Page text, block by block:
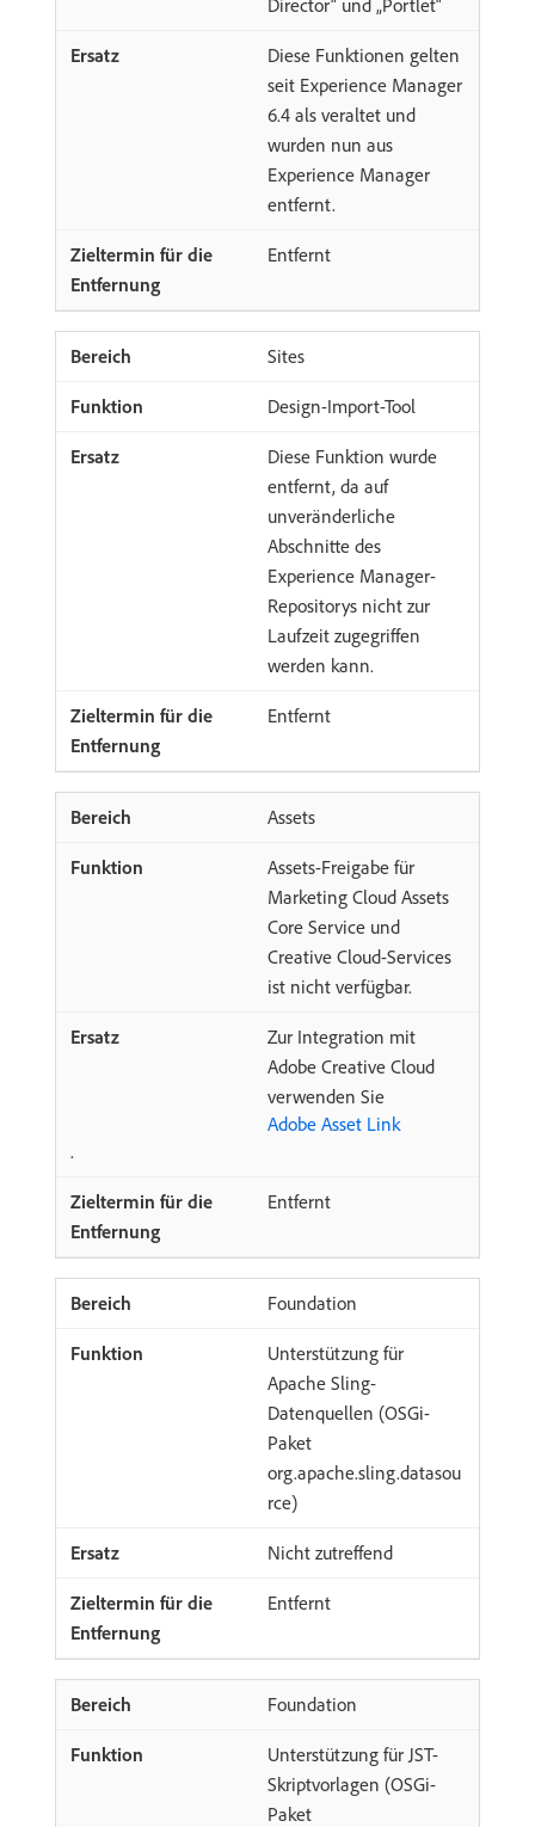
Director“ und „Portlet“
Diese Funktionen gelten
seit Experience Manager
6.4 als veraltet und
wurden nun aus
Experience Manager
entfernt.
Entfernt
Sites
Design-Import-Tool
Diese Funktion wurde
entfernt, da auf
unveränderliche
Abschnitte des
Experience Manager-
Repositorys nicht zur
Laufzeit zugegriffen
werden kann.
Entfernt
Assets
Assets-Freigabe für
Marketing Cloud Assets
Core Service und
Creative Cloud-Services
ist nicht verfügbar.
Zur Integration mit
Adobe Creative Cloud
verwenden Sie
Adobe Asset Link
.
Entfernt
Foundation
Unterstützung für
Apache Sling-
Datenquellen (OSGi-
Paket
org.apache.sling.datasou
rce)
Nicht zutreffend
Entfernt
Foundation
Unterstützung für JST-
Skriptvorlagen (OSGi-
Paket